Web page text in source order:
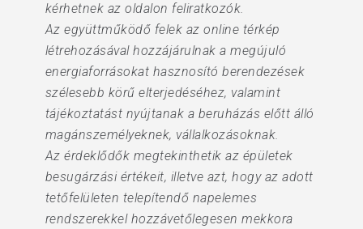
kérhetnek az oldalon feliratkozók.
Az együttműködő felek az online térkép
létrehozásával hozzájárulnak a megújuló
energiaforrásokat hasznosító berendezések
szélesebb körű elterjedéséhez, valamint
tájékoztatást nyújtanak a beruházás előtt álló
magánszemélyeknek, vállalkozásoknak.
Az érdeklődők megtekinthetik az épületek
besugárzási értékeit, illetve azt, hogy az adott
tetőfelületen telepítendő napelemes
rendszerekkel hozzávetőlegesen mekkora